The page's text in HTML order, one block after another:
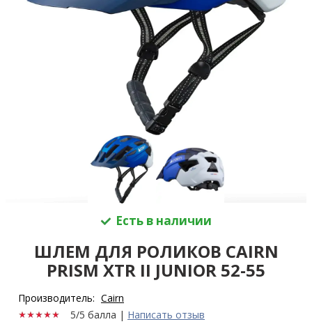
Есть в наличии
ШЛЕМ ДЛЯ РОЛИКОВ CAIRN
PRISM XTR II JUNIOR 52-55
Производитель: Cairn
5/5 балла | Написать отзыв